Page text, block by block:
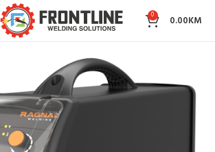
0 0.00KM